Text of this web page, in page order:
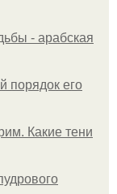
- арабская
порядок его
Какие тени